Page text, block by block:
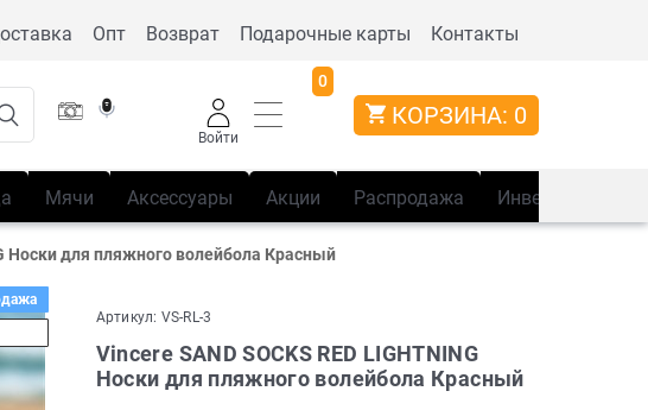
Опт Возврат Подарочные карты Контакты
Войти
0
КОРЗИНА: 0
Мячи Аксессуары Акции Распродажа Инвентарь
Носки для пляжного волейбола Красный
Артикул: VS-RL-3
Vincere SAND SOCKS RED LIGHTNING
Носки для пляжного волейбола Красный